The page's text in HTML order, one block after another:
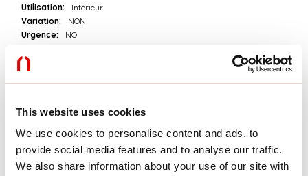
This website uses cookies
We use cookies to personalise content and ads, to
provide social media features and to analyse our traffic.
We also share information about your use of our site with
Utilisation:
Intérieur
Variation:
NON
Urgence:
NO
A:
Poids:
0.8kg
Données techniques